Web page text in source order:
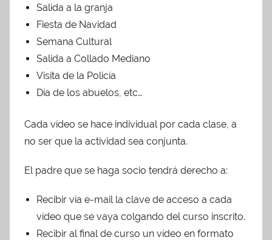
Salida a la granja
Fiesta de Navidad
Semana Cultural
Salida a Collado Mediano
Visita de la Policía
Día de los abuelos, etc…
Cada vídeo se hace individual por cada clase, a
no ser que la actividad sea conjunta.
El padre que se haga socio tendrá derecho a:
Recibir vía e-mail la clave de acceso a cada
vídeo que se vaya colgando del curso inscrito.
Recibir al final de curso un vídeo en formato